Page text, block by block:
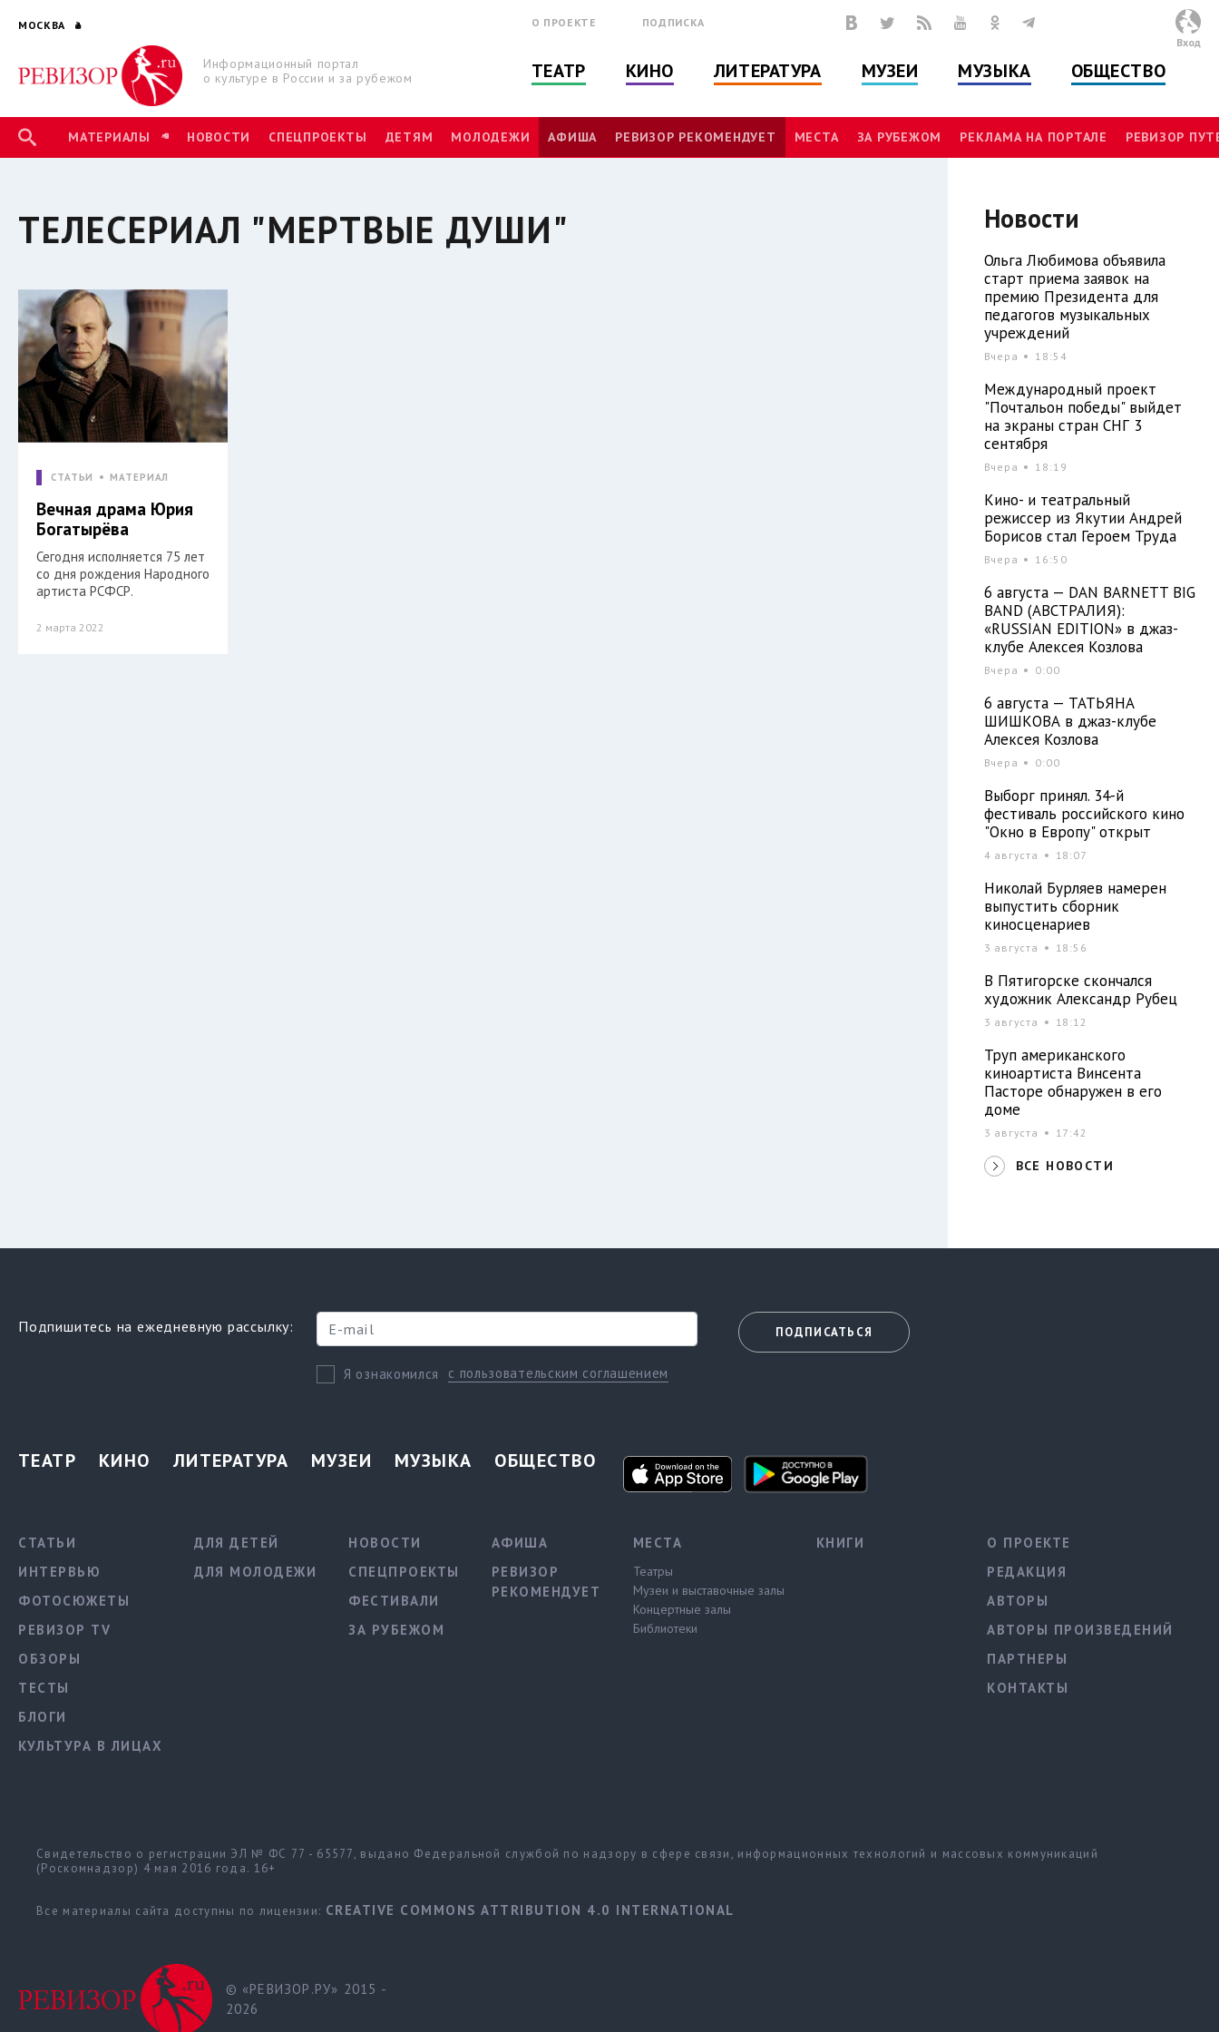
МОСКВА
Информационный портал
о культуре в России и за рубежом
О ПРОЕКТЕ ПОДПИСКА
ТЕАТР КИНО ЛИТЕРАТУРА МУЗЕИ МУЗЫКА ОБЩЕСТВО
Вход
МАТЕРИАЛЫ НОВОСТИ СПЕЦПРОЕКТЫ ДЕТЯМ МОЛОДЕЖИ АФИША РЕВИЗОР РЕКОМЕНДУЕТ МЕСТА ЗА РУБЕЖОМ РЕКЛАМА НА ПОРТАЛЕ РЕВИЗОР
ТЕЛЕСЕРИАЛ "МЕРТВЫЕ ДУШИ"
СТАТЬИ МАТЕРИАЛ
Вечная драма Юрия
Богатырёва
Сегодня исполняется 75 лет
со дня рождения Народного
артиста РСФСР.
2 марта 2022
Новости
Ольга Любимова объявила
старт приема заявок на
премию Президента для
педагогов музыкальных
учреждений
Вчера 18:54
Международный проект
"Почтальон победы" выйдет
на экраны стран СНГ 3
сентября
Вчера 18:19
Кино- и театральный
режиссер из Якутии Андрей
Борисов стал Героем Труда
Вчера 16:50
6 августа — DAN BARNETT BIG
BAND (АВСТРАЛИЯ):
«RUSSIAN EDITION» в джаз-
клубе Алексея Козлова
Вчера 0:00
6 августа — ТАТЬЯНА
ШИШКОВА в джаз-клубе
Алексея Козлова
Вчера 0:00
Выборг принял. 34-й
фестиваль российского кино
"Окно в Европу" открыт
4 августа 18:07
Николай Бурляев намерен
выпустить сборник
киносценариев
3 августа 18:56
В Пятигорске скончался
художник Александр Рубец
3 августа 18:12
Труп американского
киноартиста Винсента
Пасторе обнаружен в его
доме
3 августа 17:42
ВСЕ НОВОСТИ
Подпишитесь на ежедневную рассылку:
Я ознакомился с пользовательским соглашением
ПОДПИСАТЬСЯ
ТЕАТР КИНО ЛИТЕРАТУРА МУЗЕИ МУЗЫКА ОБЩЕСТВО
СТАТЬИ
ИНТЕРВЬЮ
ФОТОСЮЖЕТЫ
РЕВИЗОР TV
ОБЗОРЫ
ТЕСТЫ
БЛОГИ
КУЛЬТУРА В ЛИЦАХ
ДЛЯ ДЕТЕЙ
ДЛЯ МОЛОДЕЖИ
НОВОСТИ
СПЕЦПРОЕКТЫ
ФЕСТИВАЛИ
ЗА РУБЕЖОМ
АФИША
РЕВИЗОР
РЕКОМЕНДУЕТ
МЕСТА
Театры
Музеи и выставочные залы
Концертные залы
Библиотеки
КНИГИ
О ПРОЕКТЕ
РЕДАКЦИЯ
АВТОРЫ
АВТОРЫ ПРОИЗВЕДЕНИЙ
ПАРТНЕРЫ
КОНТАКТЫ
Свидетельство о регистрации ЭЛ № ФС 77 - 65577, выдано Федеральной службой по надзору в сфере связи, информационных технологий и массовых коммуникаций
(Роскомнадзор) 4 мая 2016 года. 16+
Все материалы сайта доступны по лицензии: CREATIVE COMMONS ATTRIBUTION 4.0 INTERNATIONAL
© «РЕВИЗОР.РУ» 2015 -
2026